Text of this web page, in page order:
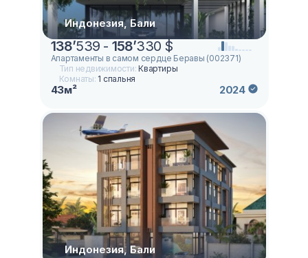
Индонезия, Бали
138’539 - 158’330 $
Апартаменты в самом сердце Беравы (002371)
Тип недвижимости:Квартиры
Комнаты: 1 спальня
43м² 2024
Индонезия, Бали